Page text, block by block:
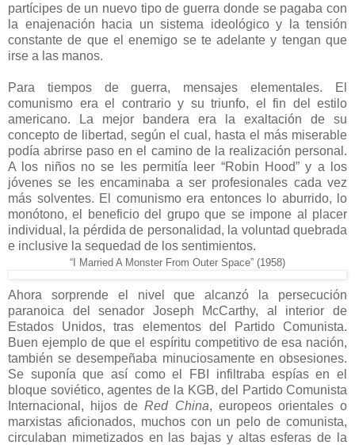
partícipes de un nuevo tipo de guerra donde se pagaba con
la enajenación hacia un sistema ideológico y la tensión
constante de que el enemigo se te adelante y tengan que
irse a las manos.
Para tiempos de guerra, mensajes elementales. El
comunismo era el contrario y su triunfo, el fin del estilo
americano. La mejor bandera era la exaltación de su
concepto de libertad, según el cual, hasta el más miserable
podía abrirse paso en el camino de la realización personal.
A los niños no se les permitía leer “Robin Hood” y a los
jóvenes se les encaminaba a ser profesionales cada vez
más solventes. El comunismo era entonces lo aburrido, lo
monótono, el beneficio del grupo que se impone al placer
individual, la pérdida de personalidad, la voluntad quebrada
e inclusive la sequedad de los sentimientos.
“I Married A Monster From Outer Space” (1958)
Ahora sorprende el nivel que alcanzó la persecución
paranoica del senador Joseph McCarthy, al interior de
Estados Unidos, tras elementos del Partido Comunista.
Buen ejemplo de que el espíritu competitivo de esa nación,
también se desempeñaba minuciosamente en obsesiones.
Se suponía que así como el FBI infiltraba espías en el
bloque soviético, agentes de la KGB, del Partido Comunista
Internacional, hijos deRed China, europeos orientales o
marxistas aficionados, muchos con un pelo de comunista,
circulaban mimetizados en las bajas y altas esferas de la